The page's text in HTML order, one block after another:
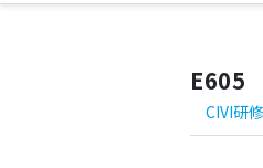
E605
CIVI研